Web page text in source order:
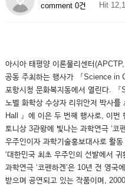
comment 0건
Hit
아시아 태평양 이론물리센터
공동 주최하는 행사가 『Science
포항시청 문화복지동에서 열린다.
노벨 화학상 수상자 리위안저 박사
Hall 』에 이은 두 번째 행사로, 이번
토니상 3관왕에 빛나는 과학연극 ‘코
우주인이자 과학기술홍보대사로 활
‘대한민국 최초 우주인의 선발에서
과학연극 ‘코펜하겐’은 10년 전 영
받으며 공연되고 있는 작품이며,